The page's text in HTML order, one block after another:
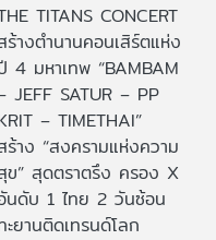
TITANS CONCERT
ร้างตำนานคอนเสิร์ตแห่ง
4 มหาเทพ “BAMBAM
JEFF SATUR – PP
– TIMETHAI”
ร้าง “สงครามแห่งความ
ข” สุดตราตรึง ครอง X
นดับ 1 ไทย 2 วันซ้อน
ะยานติดเทรนด์โลก